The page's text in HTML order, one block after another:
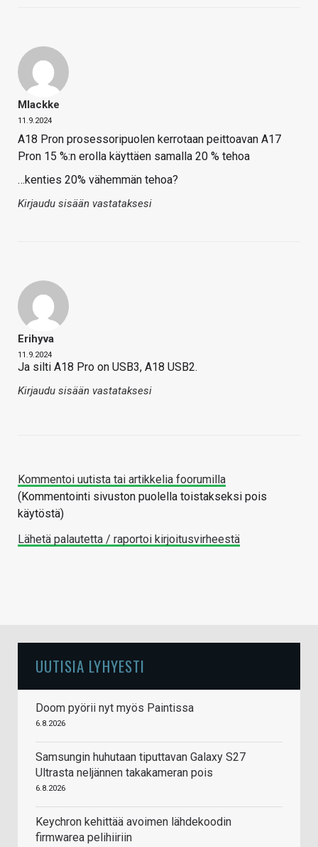
Mlackke
11.9.2024
A18 Pron prosessoripuolen kerrotaan peittoavan A17
Pron 15 %:n erolla käyttäen samalla 20 % tehoa
…kenties 20% vähemmän tehoa?
Kirjaudu sisään vastataksesi
Erihyva
11.9.2024
Ja silti A18 Pro on USB3, A18 USB2.
Kirjaudu sisään vastataksesi
Kommentoi uutista tai artikkelia foorumilla
(Kommentointi sivuston puolella toistakseksi pois
käytöstä)
Lähetä palautetta / raportoi kirjoitusvirheestä
UUTISIA LYHYESTI
Doom pyörii nyt myös Paintissa
6.8.2026
Samsungin huhutaan tiputtavan Galaxy S27
Ultrasta neljännen takakameran pois
6.8.2026
Keychron kehittää avoimen lähdekoodin
firmwarea pelihiiriin